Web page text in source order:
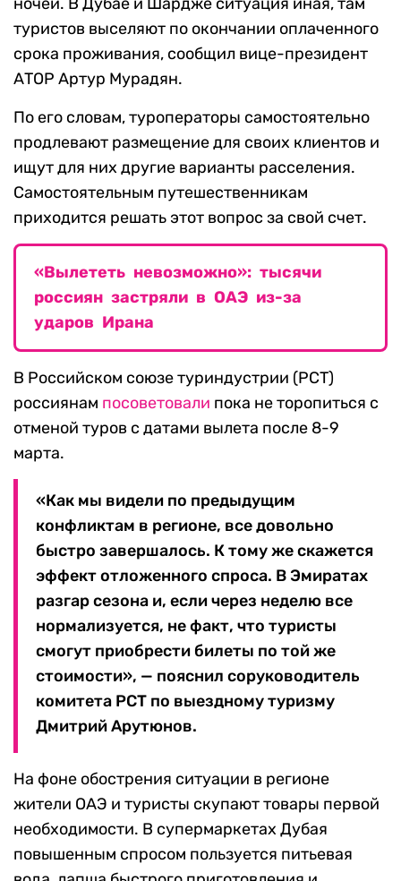
туристов выселяют по окончании оплаченного
срока проживания, сообщил вице-президент
АТОР Артур Мурадян.
По его словам, туроператоры самостоятельно
продлевают размещение для своих клиентов и
ищут для них другие варианты расселения.
Самостоятельным путешественникам
приходится решать этот вопрос за свой счет.
«Вылететь невозможно»: тысячи
россиян застряли в ОАЭ из-за
ударов Ирана
В Российском союзе туриндустрии (РСТ)
россиянам посоветовали пока не торопиться с
отменой туров с датами вылета после 8-9
марта.
«Как мы видели по предыдущим
конфликтам в регионе, все довольно
быстро завершалось. К тому же скажется
эффект отложенного спроса. В Эмиратах
разгар сезона и, если через неделю все
нормализуется, не факт, что туристы
смогут приобрести билеты по той же
стоимости», — пояснил соруководитель
комитета РСТ по выездному туризму
Дмитрий Арутюнов.
На фоне обострения ситуации в регионе
жители ОАЭ и туристы скупают товары первой
необходимости. В супермаркетах Дубая
повышенным спросом пользуется питьевая